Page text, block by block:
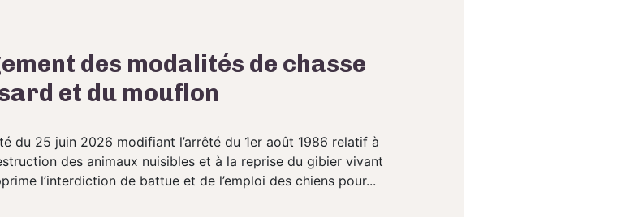
des modalités de chasse
et du mouflon
du 25 juin 2026 modifiant l’arrêté du 1er août 1986 relatif à
des animaux nuisibles et à la reprise du gibier vivant
l’interdiction de battue et de l’emploi des chiens pour...